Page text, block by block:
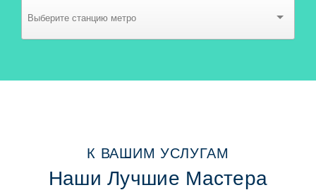
К ВАШИМ УСЛУГАМ
Наши Лучшие Мастера